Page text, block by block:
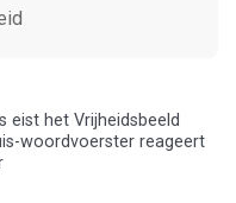
eist het Vrijheidsbeeld
woordvoerster reageert